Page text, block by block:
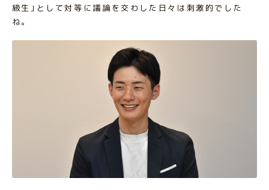
級生｣として対等に議論を交わした日々は刺激的でした
ね。